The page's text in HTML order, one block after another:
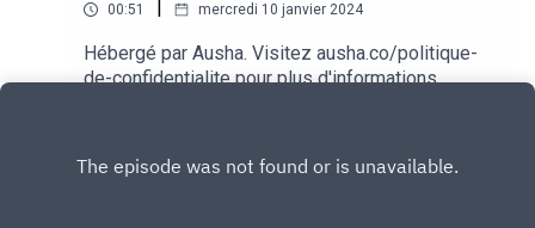
00:51 mercredi 10 janvier 2024
Hébergé par Ausha. Visitez ausha.co/politique-
de-confidentialite pour plus d'informations.